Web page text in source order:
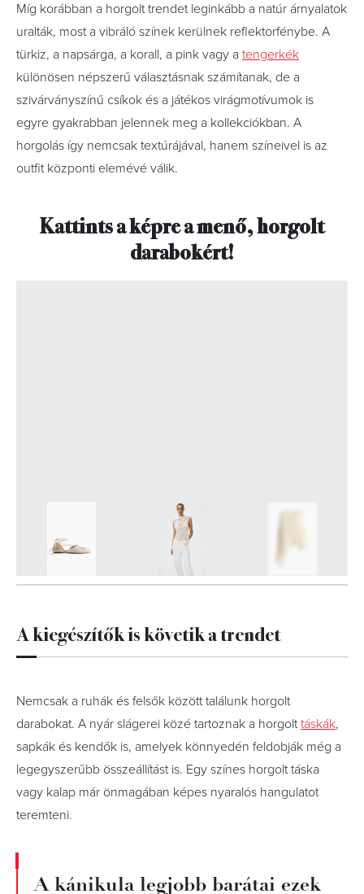
Míg korábban a horgolt trendet leginkább a natúr árnyalatok
uralták, most a vibráló színek kerülnek reflektorfénybe. A
türkiz, a napsárga, a korall, a pink vagy a tengerkék
különösen népszerű választásnak számítanak, de a
szivárványszínű csíkok és a játékos virágmotívumok is
egyre gyakrabban jelennek meg a kollekciókban. A
horgolás így nemcsak textúrájával, hanem színeivel is az
outfit központi elemévé válik.
Kattints a képre a menő, horgolt
darabokért!
A kiegészítők is követik a trendet
Nemcsak a ruhák és felsők között találunk horgolt
darabokat. A nyár slágerei közé tartoznak a horgolttáskák,
sapkák és kendők is, amelyek könnyedén feldobják még a
legegyszerűbb összeállítást is. Egy színes horgolt táska
vagy kalap már önmagában képes nyaralós hangulatot
teremteni.
A kánikula legjobb barátai ezek